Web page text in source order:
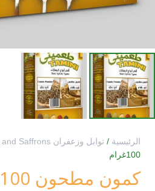
الرئيسية / توابل وزعفران Spices and Saffrons
100غرام
كمون مطحون 100غرام